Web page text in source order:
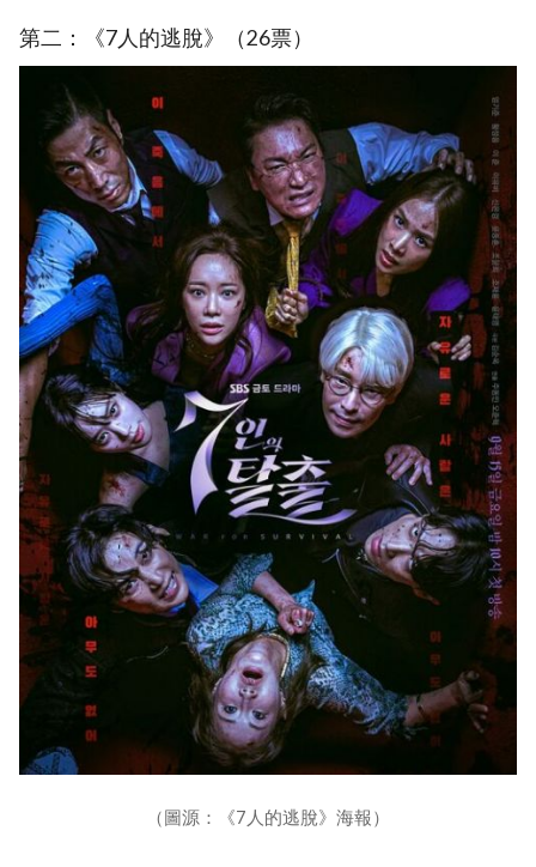
第二：《7人的逃脫》（26票）
（圖源：《7人的逃脫》海報）